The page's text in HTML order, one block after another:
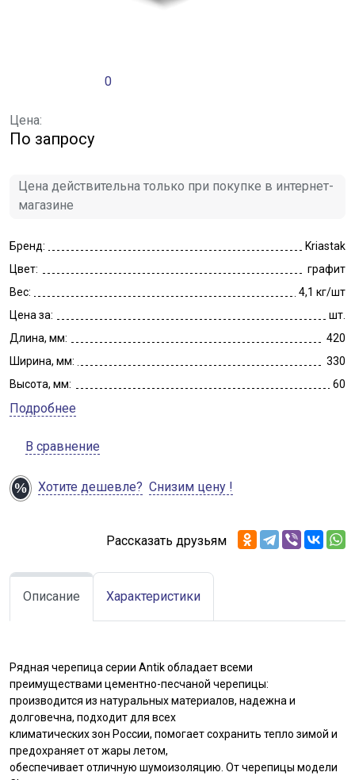
0
Цена:
По запросу
Цена действительна только при покупке в интернет-
магазине
Бренд:
Kriastak
Цвет:
графит
Вес:
4,1 кг/шт
Цена за:
шт.
Длина, мм:
420
Ширина, мм:
330
Высота, мм:
60
Подробнее
В сравнение
Хотите дешевле? Снизим цену !
Рассказать друзьям
Описание Характеристики
Рядная черепица серии Antik обладает всеми
преимуществами цементно-песчаной черепицы:
производится из натуральных материалов, надежна и
долговечна, подходит для всех
климатических зон России, помогает сохранить тепло зимой и
предохраняет от жары летом,
обеспечивает отличную шумоизоляцию. От черепицы модели